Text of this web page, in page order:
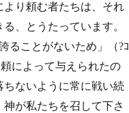
り頼む者たちは、それ
、とうたっています。
ることがないため」（?ｺ
によって与えられたの
ないように常に戦い続
が私たちを召して下さ